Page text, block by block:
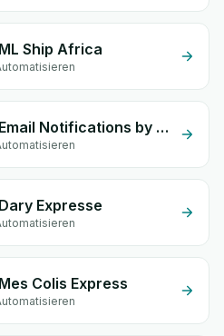
Ship Africa
Shopify + Email Notifications by eGrow
Expresse
Colis Express